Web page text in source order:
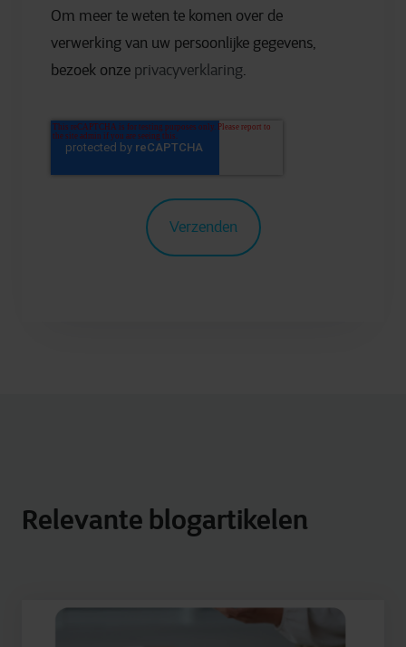
Om meer te weten te komen over de
verwerking van uw persoonlijke gegevens,
bezoek onze privacyverklaring.
Relevante blogartikelen